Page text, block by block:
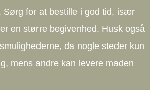
Sørg for at bestille i god tid, især
en større begivenhed. Husk også
da nogle steder kun
mens andre kan levere maden